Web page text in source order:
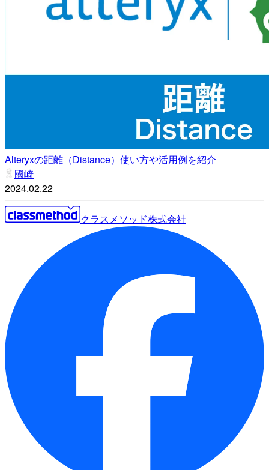
Alteryxの距離（Distance）使い方や活用例を紹介
國崎
2024.02.22
クラスメソッド株式会社